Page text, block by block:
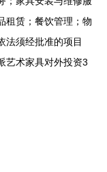
租赁；餐饮管理；物
法须经批准的项目
艺术家具对外投资3